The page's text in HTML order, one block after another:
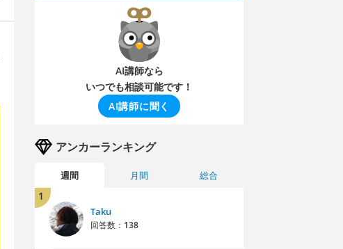
AI講師なら
いつでも相談可能です！
AI講師に聞く
アンカーランキング
週間 月間 総合
1
Taku
回答数： 138